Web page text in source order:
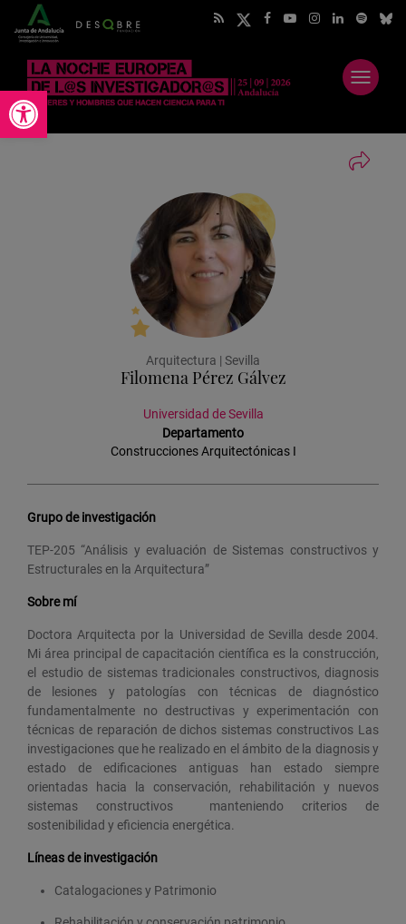
Abrir barra de herramientas
Abrir
menú
Arquitectura | Sevilla
Filomena Pérez Gálvez
Universidad de Sevilla
Departamento
Construcciones Arquitectónicas I
Grupo de investigación
TEP-205 “Análisis y evaluación de Sistemas constructivos y
Estructurales en la Arquitectura”
Sobre mí
Doctora Arquitecta por la Universidad de Sevilla desde 2004.
Mi área principal de capacitación científica es la construcción,
el estudio de sistemas tradicionales constructivos, diagnosis
de lesiones y patologías con técnicas de diagnóstico
fundamentalmente no destructivas y experimentación con
técnicas de reparación de dichos sistemas constructivos Las
investigaciones que he realizado en el ámbito de la diagnosis y
estado de edificaciones antiguas han estado siempre
orientadas hacia la conservación, rehabilitación y nuevos
sistemas constructivos manteniendo criterios de
sostenibilidad y eficiencia energética.
Líneas de investigación
Catalogaciones y Patrimonio